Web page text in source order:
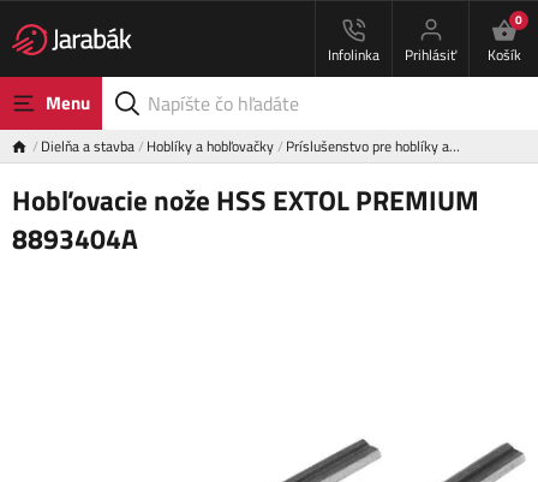
Infolinka Prihlásiť
0
Košík
Menu
Dielňa a stavba Hoblíky a hobľovačky Príslušenstvo pre hoblíky a…
Hobľovacie nože HSS EXTOL PREMIUM
8893404A